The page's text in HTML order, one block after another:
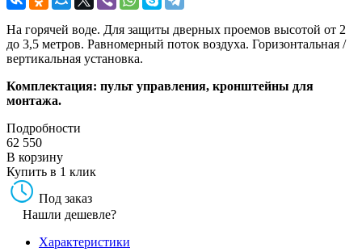
На горячей воде. Для защиты дверных проемов высотой от 2
до 3,5 метров. Равномерный поток воздуха. Горизонтальная /
вертикальная установка.
Комплектация: пульт управления, кронштейны для
монтажа.
Подробности
62 550
В корзину
Купить в 1 клик
Под заказ
Нашли дешевле?
Характеристики